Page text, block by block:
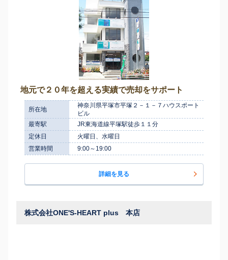
地元で２０年を超える実績で売却をサポート
所在地
神奈川県平塚市平塚２－１－７ハウスポート
ビル
最寄駅
JR東海道線平塚駅徒歩１１分
定休日
火曜日、水曜日
営業時間
9:00～19:00
詳細を見る
株式会社ONE'S-HEART plus 本店